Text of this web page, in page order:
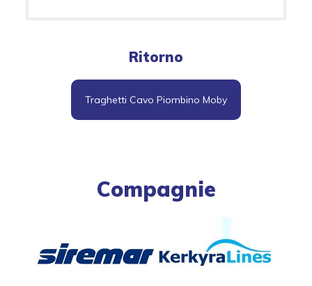
Ritorno
Traghetti Cavo Piombino Moby
Compagnie